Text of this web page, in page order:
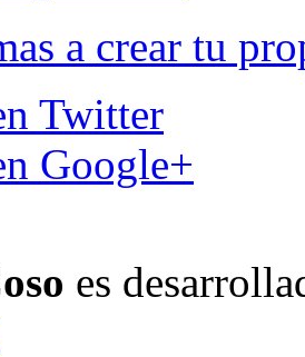
a crear tu
Twitter
Google+
es